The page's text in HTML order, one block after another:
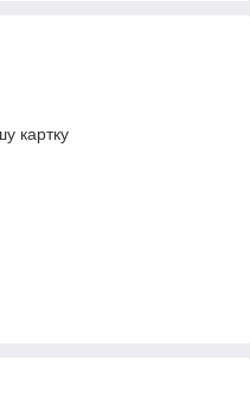
картку